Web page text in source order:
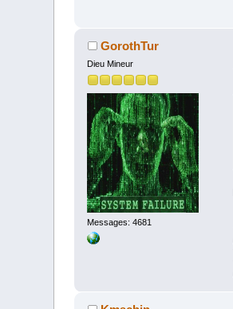
GorothTur
Dieu Mineur
Messages: 4681